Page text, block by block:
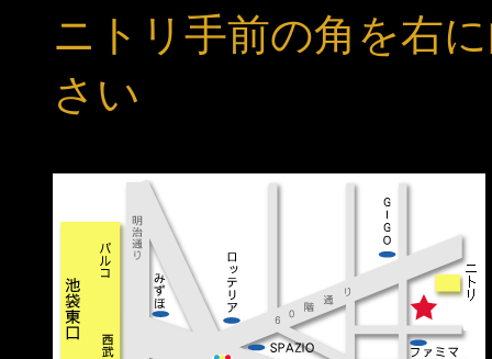
ニトリ手前の角を右
さい